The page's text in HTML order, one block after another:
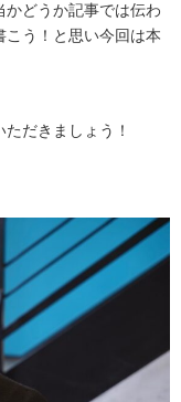
かどうか記事では伝わ
こう！と思い今回は本
だきましょう！